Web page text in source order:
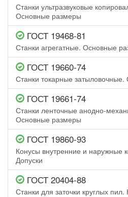
Станки ультразвуковые
Основные размеры
ГОСТ 19468-81
Станки агрегатные. Основные
ГОСТ 19660-74
Станки токарные
ГОСТ 19661-74
Станки ленточные анодно-
Основные размеры
ГОСТ 19860-93
Конусы внутренние и наружные
Допуски
ГОСТ 20404-88
Станки для заточки круглых